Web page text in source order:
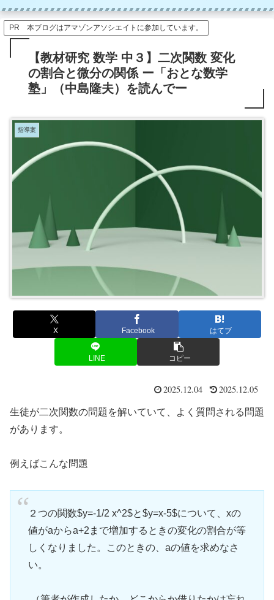
PR 本ブログはアマゾンアソシエイトに参加しています。
【教材研究 数学 中３】二次関数 変化
の割合と微分の関係 ー「おとな数学
塾」（中島隆夫）を読んでー
指導案
X Facebook はてブ
LINE コピー
2025.12.04 2025.12.05
生徒が二次関数の問題を解いていて、よく質問される問題
があります。
例えばこんな問題
２つの関数$y=-1/2 x^2$と$y=x-5$について、xの
値がaからa+2まで増加するときの変化の割合が等
しくなりました。このときの、aの値を求めなさ
い。